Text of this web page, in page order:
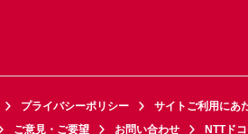
プライバシーポリシー サイトご利用にあ
ご意見・ご要望 お問い合わせ NTTド